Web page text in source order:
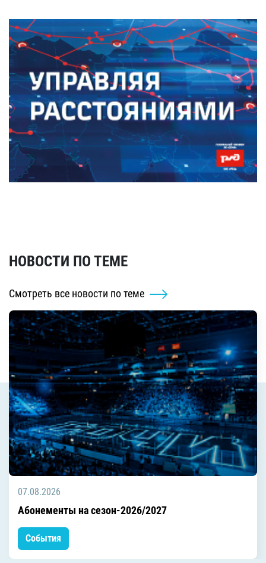
НОВОСТИ ПО ТЕМЕ
Смотреть все новости по теме
07.08.2026
Абонементы на сезон-2026/2027
События